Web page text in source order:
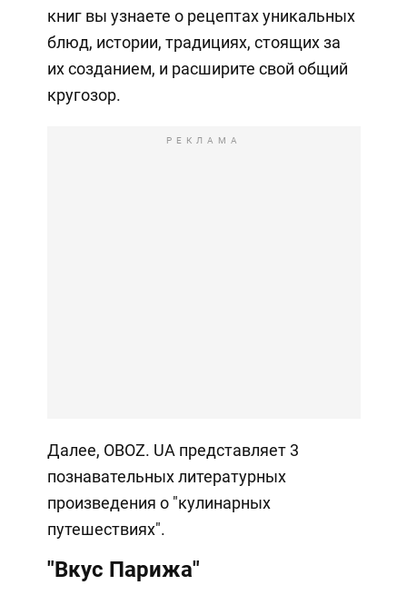
книг вы узнаете о рецептах уникальных
блюд, истории, традициях, стоящих за
их созданием, и расширите свой общий
кругозор.
РЕКЛАМА
Далее, OBOZ. UA представляет 3
познавательных литературных
произведения о "кулинарных
путешествиях".
"Вкус Парижа"